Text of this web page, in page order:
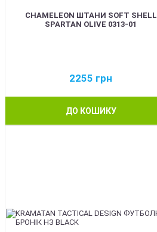
CHAMELEON ШТАНИ SOFT SHELL
SPARTAN OLIVE 0313-01
2255 грн
ДО КОШИКУ